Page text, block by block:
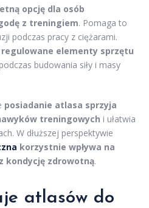
opcję dla osób
z treningiem. Pomaga to
podczas pracy z ciężarami.
elementy sprzętu
budowania siły i masy
posiadanie atlasa sprzyja
treningowych i ułatwia
W dłuższej perspektywie
korzystnie wpływa na
kondycję zdrowotną.
atlasów do